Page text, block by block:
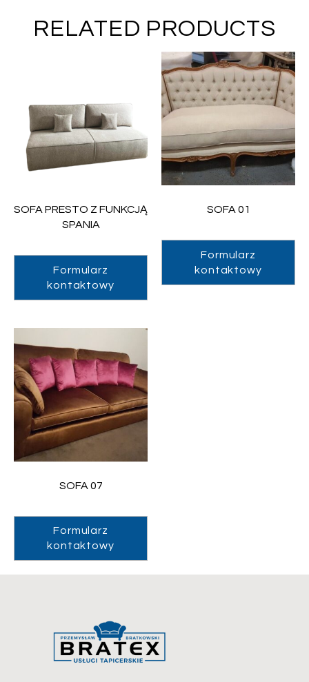
RELATED PRODUCTS
SOFA PRESTO Z FUNKCJĄ
SPANIA
Formularz
kontaktowy
SOFA 01
Formularz
kontaktowy
SOFA 07
Formularz
kontaktowy